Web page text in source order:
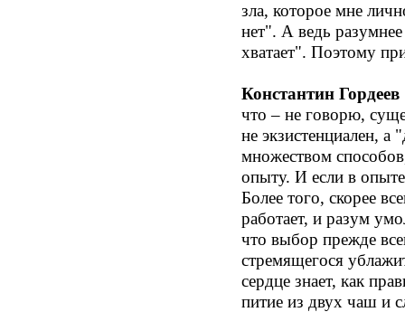
зла, которое мне
нет". А ведь
хватает". Поэтому
Константин Гордеев
что – не говорю,
не экзистенциален,
множеством
опыту. И если в
Более того, скорее
работает, и разум
что выбор прежде
стремящегося
сердце знает, как
питие из двух чаш и